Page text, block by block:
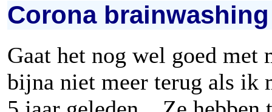
Corona
Gaat het nog wel goed
bijna niet meer terug als ik